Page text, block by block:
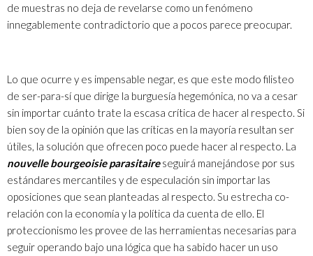
de muestras no deja de revelarse como un fenómeno
innegablemente contradictorio que a pocos parece preocupar.
Lo que ocurre y es impensable negar, es que este modo filisteo
de ser-para-sí que dirige la burguesía hegemónica, no va a cesar
sin importar cuánto trate la escasa crítica de hacer al respecto. Si
bien soy de la opinión que las críticas en la mayoría resultan ser
útiles, la solución que ofrecen poco puede hacer al respecto. La
nouvelle bourgeoisie parasitaireseguirá manejándose por sus
estándares mercantiles y de especulación sin importar las
oposiciones que sean planteadas al respecto. Su estrecha co-
relación con la economía y la política da cuenta de ello. El
proteccionismo les provee de las herramientas necesarias para
seguir operando bajo una lógica que ha sabido hacer un uso